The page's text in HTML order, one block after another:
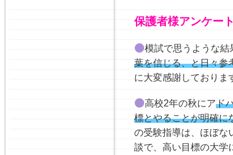
保護者様アンケー
模試で思うような
葉を信じる、と日々参
に大変感謝しておりま
高校2年の秋にアド
標とやることが明確に
の受験指導は、ほぼな
談で、高い目標の大学